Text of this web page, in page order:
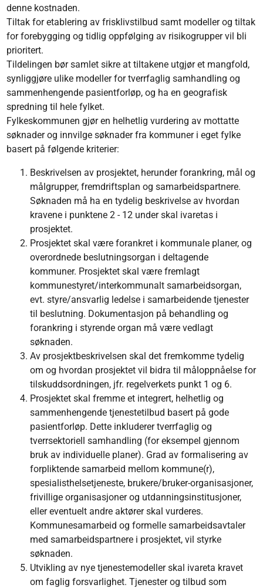
denne kostnaden.
Tiltak for etablering av frisklivstilbud samt modeller og tiltak
for forebygging og tidlig oppfølging av risikogrupper vil bli
prioritert.
Tildelingen bør samlet sikre at tiltakene utgjør et mangfold,
synliggjøre ulike modeller for tverrfaglig samhandling og
sammenhengende pasientforløp, og ha en geografisk
spredning til hele fylket.
Fylkeskommunen gjør en helhetlig vurdering av mottatte
søknader og innvilge søknader fra kommuner i eget fylke
basert på følgende kriterier:
Beskrivelsen av prosjektet, herunder forankring, mål og
målgrupper, fremdriftsplan og samarbeidspartnere.
Søknaden må ha en tydelig beskrivelse av hvordan
kravene i punktene 2 - 12 under skal ivaretas i
prosjektet.
Prosjektet skal være forankret i kommunale planer, og
overordnede beslutningsorgan i deltagende
kommuner. Prosjektet skal være fremlagt
kommunestyret/interkommunalt samarbeidsorgan,
evt. styre/ansvarlig ledelse i samarbeidende tjenester
til beslutning. Dokumentasjon på behandling og
forankring i styrende organ må være vedlagt
søknaden.
Av prosjektbeskrivelsen skal det fremkomme tydelig
om og hvordan prosjektet vil bidra til måloppnåelse for
tilskuddsordningen, jfr. regelverkets punkt 1 og 6.
Prosjektet skal fremme et integrert, helhetlig og
sammenhengende tjenestetilbud basert på gode
pasientforløp. Dette inkluderer tverrfaglig og
tverrsektoriell samhandling (for eksempel gjennom
bruk av individuelle planer). Grad av formalisering av
forpliktende samarbeid mellom kommune(r),
spesialisthelsetjeneste, brukere/bruker-organisasjoner,
frivillige organisasjoner og utdanningsinstitusjoner,
eller eventuelt andre aktører skal vurderes.
Kommunesamarbeid og formelle samarbeidsavtaler
med samarbeidspartnere i prosjektet, vil styrke
søknaden.
Utvikling av nye tjenestemodeller skal ivareta kravet
om faglig forsvarlighet. Tjenester og tilbud som